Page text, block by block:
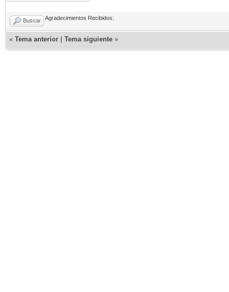
Buscar Agradecimientos Recibidos:
« Tema anterior Tema siguiente »